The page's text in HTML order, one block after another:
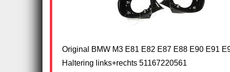
Original BMW M3 E81 E82 E87 E88 E90 E91
Haltering links+rechts 51167220561